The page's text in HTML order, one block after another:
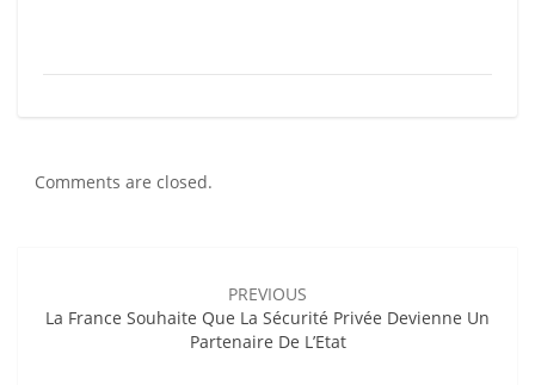
Comments are closed.
PREVIOUS
La France Souhaite Que La Sécurité Privée Devienne Un
Partenaire De L’Etat